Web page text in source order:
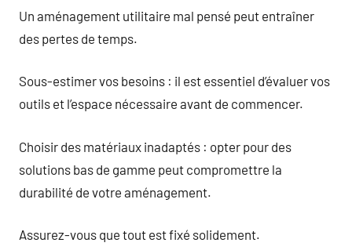
Un aménagement utilitaire mal pensé peut entraîner
des pertes de temps.
Sous-estimer vos besoins : il est essentiel d’évaluer vos
outils et l’espace nécessaire avant de commencer.
Choisir des matériaux inadaptés : opter pour des
solutions bas de gamme peut compromettre la
durabilité de votre aménagement.
Assurez-vous que tout est fixé solidement.